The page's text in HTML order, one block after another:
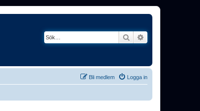
Sök
Logga in
Bli medlem